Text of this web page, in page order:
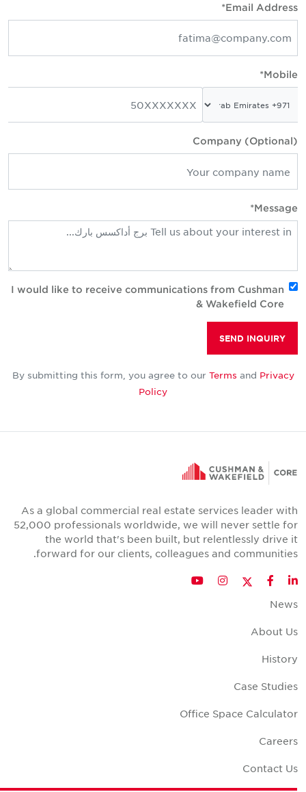
Email Address*
Mobile*
Company (Optional)
Message*
I would like to receive communications from Cushman
& Wakefield Core
SEND INQUIRY
By submitting this form, you agree to ourTermsandPrivacy
Policy
As a global commercial real estate services leader with
52,000 professionals worldwide, we will never settle for
the world that's been built, but relentlessly drive it
forward for our clients, colleagues and communities.
LinkedIn
Facebook
Twitter
Instagram
YouTube
News
About Us
History
Case Studies
Office Space Calculator
Careers
Contact Us